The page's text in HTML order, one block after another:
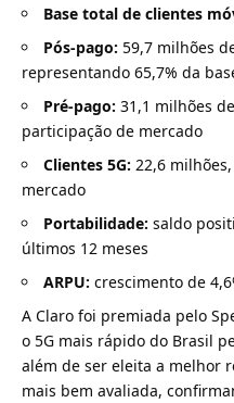
Base total de clientes
Pós-pago: 59,7 milhões
representando 65,7% da
Pré-pago: 31,1 milhões
participação de mercado
Clientes 5G: 22,6
mercado
Portabilidade: saldo
últimos 12 meses
ARPU: crescimento de
A Claro foi premiada pelo
o 5G mais rápido do Brasil
além de ser eleita a melhor
mais bem avaliada,